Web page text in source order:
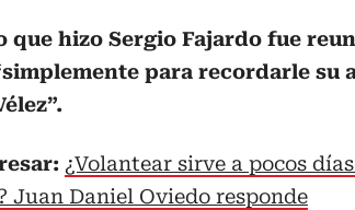
que hizo Sergio Fajardo fue
para recordarle su
¿Volantear sirve a pocos
Juan Daniel Oviedo responde